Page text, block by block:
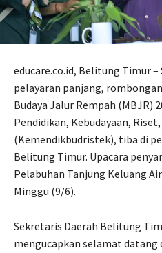
educare.co.id, Belitung Timur
pelayaran panjang,
Budaya Jalur Rempah (MBJR)
Pendidikan, Kebudayaan,
(Kemendikbudristek), tiba di
Belitung Timur. Upacara
Pelabuhan Tanjung Keluang
Minggu (9/6).
Sekretaris Daerah Belitung
mengucapkan selamat